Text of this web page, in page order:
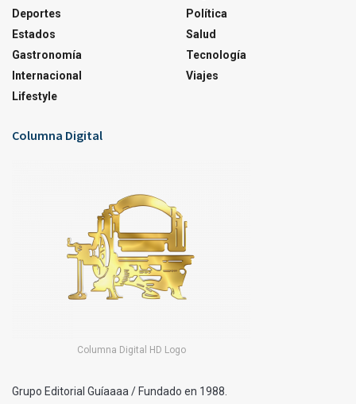
Deportes
Estados
Gastronomía
Internacional
Lifestyle
Política
Salud
Tecnología
Viajes
Columna Digital
Columna Digital HD Logo
Grupo Editorial Guíaaaa / Fundado en 1988.